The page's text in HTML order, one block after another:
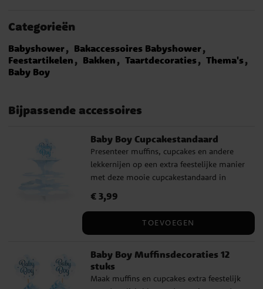
Categorieën
Babyshower
Bakaccessoires Babyshower
Feestartikelen
Bakken Taartdecoraties
Thema's
Baby Boy
Bijpassende accessoires
Baby Boy Cupcakestandaard
Presenteer muffins, cupcakes en andere
lekkernijen op een extra feestelijke manier
met deze mooie cupcakestandaard in
tekst 'Baby Boy'. Hij is perfect voor een
andere vieringen waar je een zoete en
cupcakestandaard is een decoratief detail
en maakt het tegelijkertijd gemakkelijk
om de gebakjes op een mooie manier te
Prijs:€ 3,99
€ 3,99
TOEVOEGEN
Baby Boy Muffinsdecoraties 12
stuks
Maak muffins en cupcakes extra feestelijk